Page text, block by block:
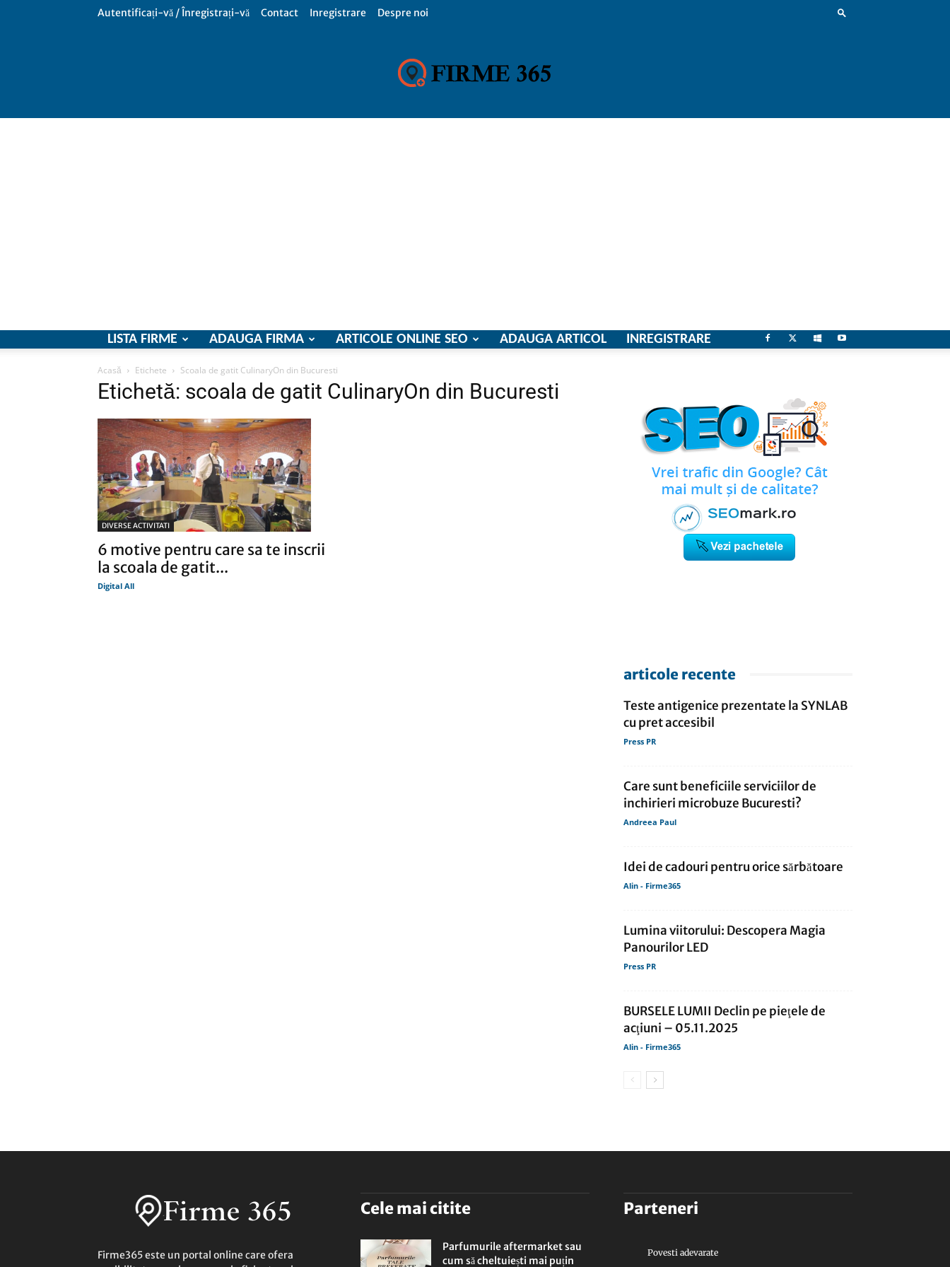
Autentificați-vă / Înregistrați-vă Contact Inregistrare Despre noi
LISTA FIRME ADAUGA FIRMA ARTICOLE ONLINE SEO ADAUGA ARTICOL INREGISTRARE
Acasă Etichete Scoala de gatit CulinaryOn din Bucuresti
Etichetă: scoala de gatit CulinaryOn din Bucuresti
DIVERSE ACTIVITATI
6 motive pentru care sa te inscrii
la scoala de gatit...
Digital All
articole recente
Teste antigenice prezentate la SYNLAB
cu pret accesibil
Press PR
Care sunt beneficiile serviciilor de
inchirieri microbuze Bucuresti?
Andreea Paul
Idei de cadouri pentru orice sărbătoare
Alin - Firme365
Lumina viitorului: Descopera Magia
Panourilor LED
Press PR
BURSELE LUMII Declin pe pieţele de
acţiuni – 05.11.2025
Alin - Firme365
Firme365 este un portal online care ofera
Cele mai citite
Parfumurile aftermarket sau
cum să cheltuiești mai puțin
Parteneri
Povesti adevarate